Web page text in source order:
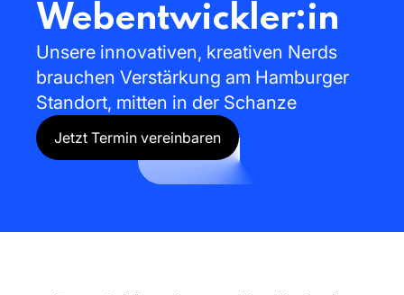
Webentwickler:in
Unsere innovativen, kreativen Nerds
brauchen Verstärkung am Hamburger
Standort, mitten in der Schanze
Jetzt Termin vereinbaren